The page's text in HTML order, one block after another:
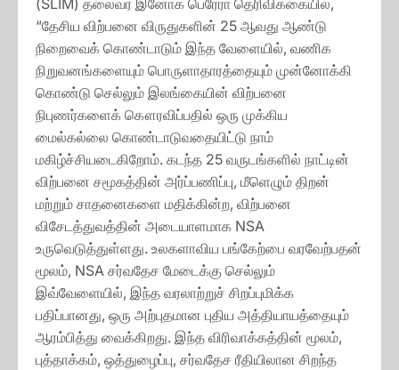
(SLIM) தலைவர் இனோக் பெரேரா தெரிவிக்கையில்,
“தேசிய விற்பனை விருதுகளின் 25 ஆவது ஆண்டு
நிறைவைக் கொண்டாடும் இந்த வேளையில், வணிக
நிறுவனங்களையும் பொருளாதாரத்தையும் முன்னோக்கி
கொண்டு செல்லும் இலங்கையின் விற்பனை
நிபுணர்களைக் கௌரவிப்பதில் ஒரு முக்கிய
மைல்கல்லை கொண்டாடுவதையிட்டு நாம்
மகிழ்ச்சியடைகிறோம். கடந்த 25 வருடங்களில் நாட்டின்
விற்பனை சமூகத்தின் அர்ப்பணிப்பு, மீளெழும் திறன்
மற்றும் சாதனைகளை மதிக்கின்ற, விற்பனை
விசேடத்துவத்தின் அடையாளமாக NSA
உருவெடுத்துள்ளது. உலகளாவிய பங்கேற்பை வரவேற்பதன்
மூலம், NSA சர்வதேச மேடைக்கு செல்லும்
இவ்வேளையில், இந்த வரலாற்றுச் சிறப்புமிக்க
பதிப்பானது, ஒரு அற்புதமான புதிய அத்தியாயத்தையும்
ஆரம்பித்து வைக்கிறது. இந்த விரிவாக்கத்தின் மூலம்,
புத்தாக்கம், ஒத்துழைப்பு, சர்வதேச ரீதியிலான சிறந்த